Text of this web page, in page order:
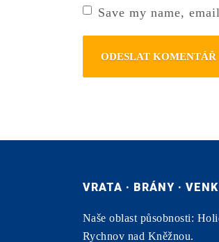
Save my name,
VRATA · BRÁNY ·
Naše oblast působnosti:
Rychnov nad Kněžnou.